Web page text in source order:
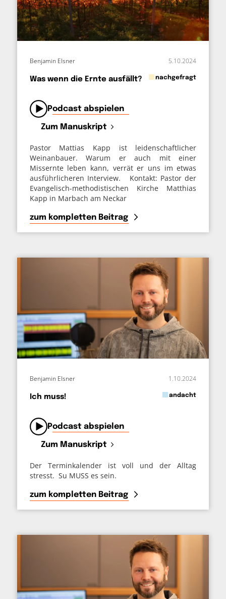
Was wenn die Ernte ausfällt?
5.10.2024
innachgefragt
Benjamin Elsner
Podcast abspielen
Zum Manuskript
Pastor Mattias Kapp ist leidenschaftlicher
Weinanbauer. Warum er auch mit einer
Missernte leben kann, verrät er uns im etwas
ausführlicheren Interview. Kontakt: Pastor der
Evangelisch-methodistischen Kirche Matthias
Kapp in Marbach am Neckar
zum kompletten Beitrag
Ich muss!
1.10.2024
inandacht
Benjamin Elsner
Podcast abspielen
Zum Manuskript
Der Terminkalender ist voll und der Alltag
stresst. Su MUSS es sein.
zum kompletten Beitrag